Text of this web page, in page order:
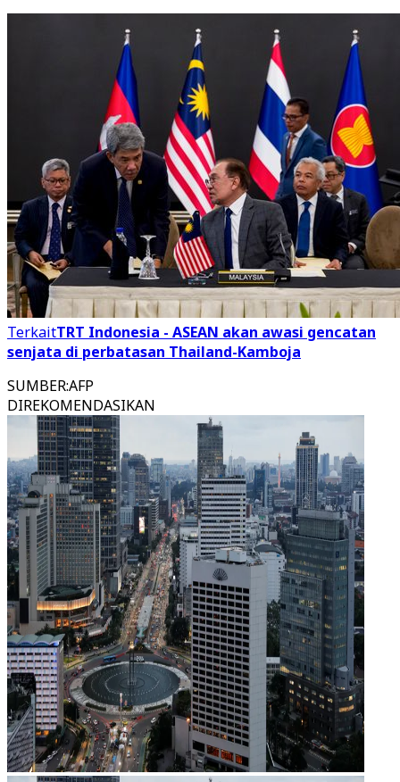
TerkaitTRT Indonesia - ASEAN akan awasi gencatan
senjata di perbatasan Thailand-Kamboja
SUMBER:AFP
DIREKOMENDASIKAN